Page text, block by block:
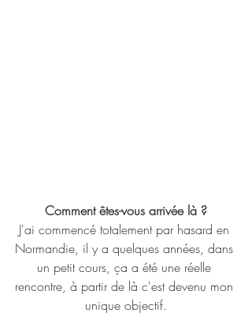
Comment êtes-vous arrivée là ?
J'ai commencé totalement par hasard en
Normandie, il y a quelques années, dans
un petit cours, ça a été une réelle
rencontre, à partir de là c'est devenu mon
unique objectif.